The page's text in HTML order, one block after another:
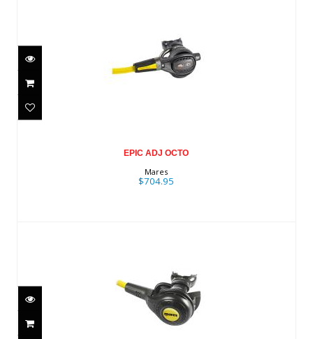
EPIC ADJ OCTO
EPIC ADJ OCTO
Mares
$704.95
ABYSS NAVY OCTO